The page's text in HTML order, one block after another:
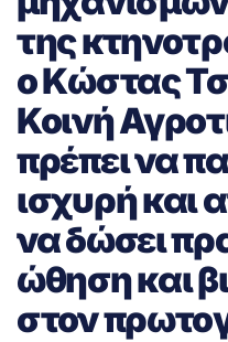
της
ο Κώστας
Κοινή
πρέπει να
ισχυρή και
να δώσει
ώθηση και
στον